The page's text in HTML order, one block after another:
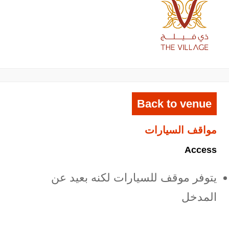
Back to venue
مواقف السيارات
Access
يتوفر موقف للسيارات لكنه بعيد عن
المدخل